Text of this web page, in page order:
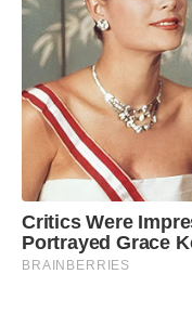
Critics Were
Portrayed Grace
BRAINBERRIES